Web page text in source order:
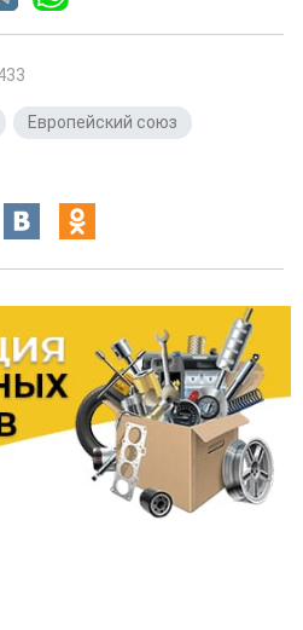
Европейский союз